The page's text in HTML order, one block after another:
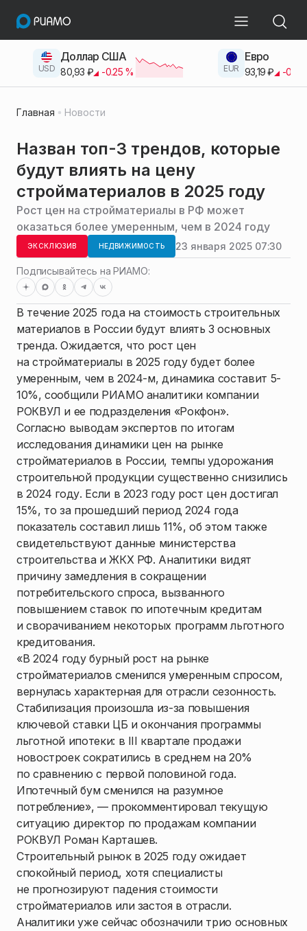
USD
Доллар США
80,93 ₽ -0.25% EUR
Евро
93,19 ₽ -0.42
Главная Новости
Назван топ-3 трендов, которые
будут влиять на цену
стройматериалов в 2025 году
Рост цен на стройматериалы в РФ может
оказаться более умеренным, чем в 2024 году
ЭКСКЛЮЗИВ НЕДВИЖИМОСТЬ 23 января 2025 07:30
Подписывайтесь на РИАМО:
В течение 2025 года на стоимость строительных
материалов в России будут влиять 3 основных
тренда. Ожидается, что рост цен
на стройматериалы в 2025 году будет более
умеренным, чем в 2024-м, динамика составит 5-
10%, сообщили РИАМО аналитики компании
РОКВУЛ и ее подразделения «Рокфон».
Согласно выводам экспертов по итогам
исследования динамики цен на рынке
стройматериалов в России, темпы удорожания
строительной продукции существенно снизились
в 2024 году. Если в 2023 году рост цен достигал
15%, то за прошедший период 2024 года
показатель составил лишь 11%, об этом также
свидетельствуют данные министерства
строительства и ЖКХ РФ. Аналитики видят
причину замедления в сокращении
потребительского спроса, вызванного
повышением ставок по ипотечным кредитам
и сворачиванием некоторых программ льготного
кредитования.
«В 2024 году бурный рост на рынке
стройматериалов сменился умеренным спросом,
вернулась характерная для отрасли сезонность.
Стабилизация произошла из-за повышения
ключевой ставки ЦБ и окончания программы
льготной ипотеки: в III квартале продажи
новостроек сократились в среднем на 20%
по сравнению с первой половиной года.
Ипотечный бум сменился на разумное
потребление», — прокомментировал текущую
ситуацию директор по продажам компании
РОКВУЛ Роман Карташев.
Строительный рынок в 2025 году ожидает
спокойный период, хотя специалисты
не прогнозируют падения стоимости
стройматериалов или застоя в отрасли.
Аналитики уже сейчас обозначили трио основных